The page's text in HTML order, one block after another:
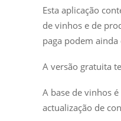
Esta aplicação
de vinhos e de
paga podem
A versão gratuita
A base de vinhos
actualização de